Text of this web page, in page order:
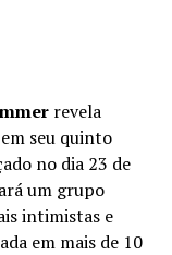
revela
seu quinto
no dia 23 de
um grupo
intimistas e
em mais de 10